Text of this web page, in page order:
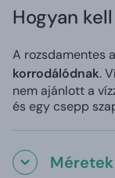
Hogyan
A rozsdamentes
korrodálódnak.
nem ajánlott a
és egy csepp